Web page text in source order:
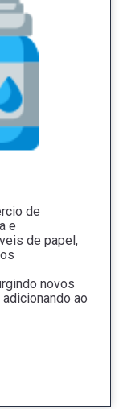
de
e
de papel,
novos
ao